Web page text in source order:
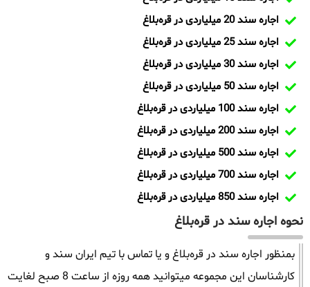
اجاره سند 20 میلیاردی در قره‌بلاغ
اجاره سند 25 میلیاردی در قره‌بلاغ
اجاره سند 30 میلیاردی در قره‌بلاغ
اجاره سند 50 میلیاردی در قره‌بلاغ
اجاره سند 100 میلیاردی در قره‌بلاغ
اجاره سند 200 میلیاردی در قره‌بلاغ
اجاره سند 500 میلیاردی در قره‌بلاغ
اجاره سند 700 میلیاردی در قره‌بلاغ
اجاره سند 850 میلیاردی در قره‌بلاغ
نحوه اجاره سند در قره‌بلاغ
بمنظور اجاره سند در قره‌بلاغ و یا تماس با تیم ایران سند و
کارشناسان این مجموعه میتوانید همه روزه از ساعت 8 صبح لغایت